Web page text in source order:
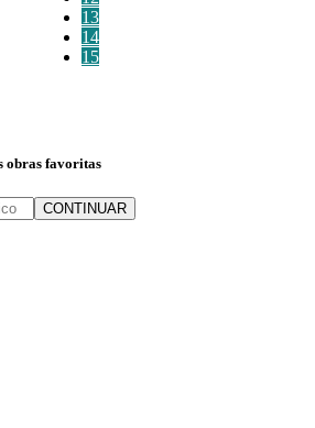
13
14
15
obras favoritas
CONTINUAR